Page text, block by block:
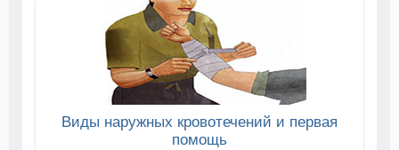
Виды наружных кровотечений и первая
помощь